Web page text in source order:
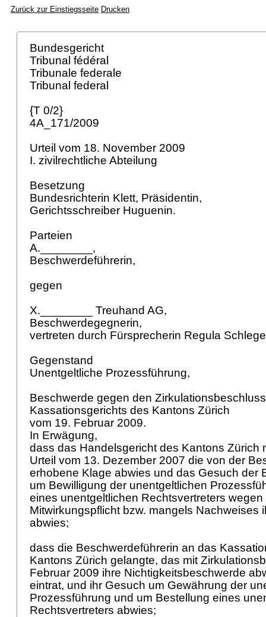
Zurück zur Einstiegsseite Drucken
Bundesgericht
Tribunal fédéral
Tribunale federale
Tribunal federal
{T 0/2}
4A_171/2009
Urteil vom 18. November 2009
I. zivilrechtliche Abteilung
Besetzung
Bundesrichterin Klett, Präsidentin,
Gerichtsschreiber Huguenin.
Parteien
A.________,
Beschwerdeführerin,
gegen
X.________ Treuhand AG,
Beschwerdegegnerin,
vertreten durch Fürsprecherin Regula
Gegenstand
Unentgeltliche Prozessführung,
Beschwerde gegen den
Kassationsgerichts des Kantons Zürich
vom 19. Februar 2009.
In Erwägung,
dass das Handelsgericht des Kantons Zürich
Urteil vom 13. Dezember 2007 die von der
erhobene Klage abwies und das Gesuch der
um Bewilligung der unentgeltlichen
eines unentgeltlichen Rechtsvertreters
Mitwirkungspflicht bzw. mangels Nachweises
abwies;
dass die Beschwerdeführerin an das
Kantons Zürich gelangte, das mit
Februar 2009 ihre Nichtigkeitsbeschwerde
eintrat, und ihr Gesuch um Gewährung der
Prozessführung und um Bestellung eines
Rechtsvertreters abwies;